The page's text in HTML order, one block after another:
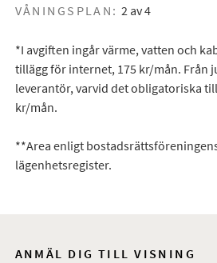
VÅNINGSPLAN: 2 av 4
*I avgiften ingår värme, vatten och
tillägg för internet, 175 kr/mån. Från
leverantör, varvid det obligatoriska
kr/mån.
**Area enligt
lägenhetsregister.
ANMÄL DIG TILL VISNING